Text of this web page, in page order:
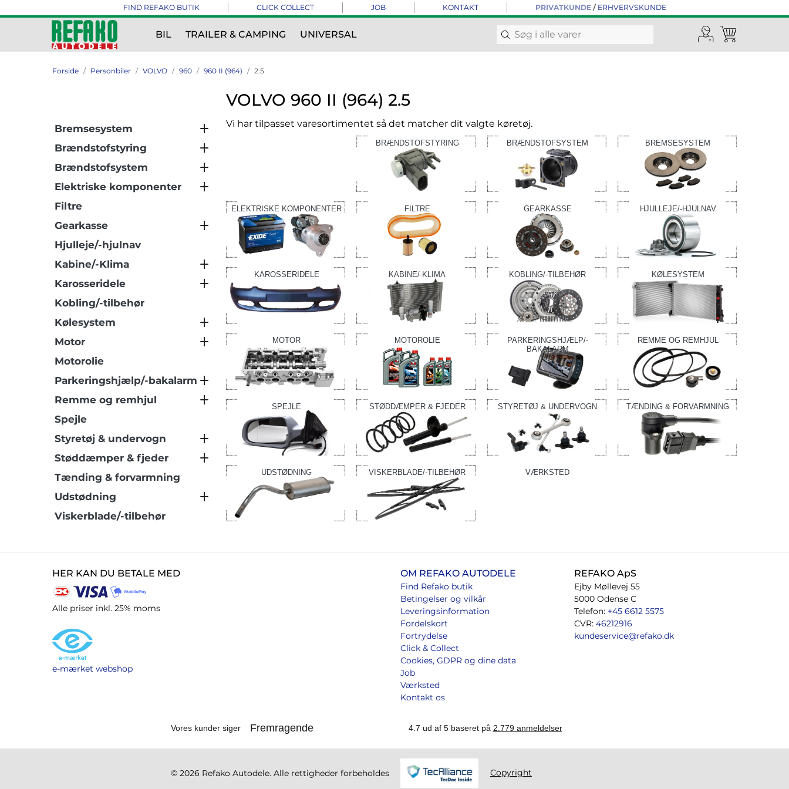
FIND REFAKO BUTIK CLICK COLLECT JOB KONTAKT PRIVATKUNDE/ ERHVERVSKUNDE
BIL TRAILER & CAMPING UNIVERSAL
Forside Personbiler VOLVO 960 960 II (964) 2.5
VOLVO 960 II (964) 2.5
Vi har tilpasset varesortimentet så det matcher dit valgte køretøj.
BRÆNDSTOFSTYRING BRÆNDSTOFSYSTEM BREMSESYSTEM
ELEKTRISKE KOMPONENTER FILTRE GEARKASSE HJULLEJE/-HJULNAV
KAROSSERIDELE KABINE/-KLIMA KOBLING/-TILBEHØR KØLESYSTEM
MOTOR MOTOROLIE
PARKERINGSHJÆLP/-
BAKALARM
REMME OG REMHJUL
SPEJLE STØDDÆMPER & FJEDER STYRETØJ & UNDERVOGN TÆNDING & FORVARMNING
UDSTØDNING VISKERBLADE/-TILBEHØR VÆRKSTED
Bremsesystem
Brændstofstyring
Brændstofsystem
Elektriske komponenter
Filtre
Gearkasse
Hjulleje/-hjulnav
Kabine/-Klima
Karosseridele
Kobling/-tilbehør
Kølesystem
Motor
Motorolie
Parkeringshjælp/-bakalarm
Remme og remhjul
Spejle
Styretøj & undervogn
Støddæmper & fjeder
Tænding & forvarmning
Udstødning
Viskerblade/-tilbehør
HER KAN DU BETALE MED
Alle priser inkl. 25% moms
e-mærket webshop
OM REFAKO AUTODELE
Find Refako butik
Betingelser og vilkår
Leveringsinformation
Fordelskort
Fortrydelse
Click & Collect
Cookies, GDPR og dine data
Job
Værksted
Kontakt os
REFAKO ApS
Ejby Møllevej 55
5000 Odense C
Telefon: +45 6612 5575
CVR: 46212916
kundeservice@refako.dk
© 2026 Refako Autodele. Alle rettigheder forbeholdes Copyright